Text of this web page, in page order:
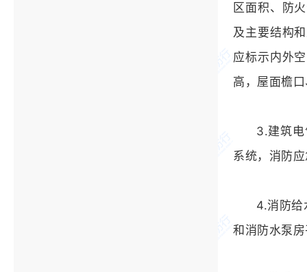
区面积、防
及主要结构
应标示内外
高，屋面檐
3.建筑
系统，消防
4.消防给
和消防水泵